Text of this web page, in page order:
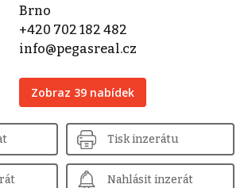
Brno
+420 702 182 482
info@pegasreal.cz
Zobraz 39 nabídek
Tisk inzerátu
Nahlásit inzerát